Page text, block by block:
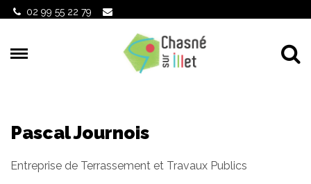
Gestion des traceurs
02 99 55 22 79
Pascal Journois
Entreprise de Terrassement et Travaux Publics